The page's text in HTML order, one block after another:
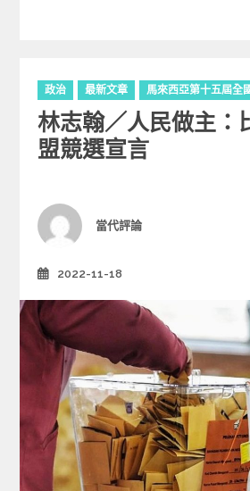
C
a
t
e
g
i
e
政治 最新文章 馬來西亞第十五屆全
林志翰／人民做主：
盟競選宣言
Author
當代評論
2022-11-18